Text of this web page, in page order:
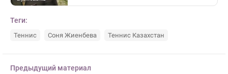
Теги:
Теннис Соня Жиенбева Теннис Казахстан
Предыдущий материал